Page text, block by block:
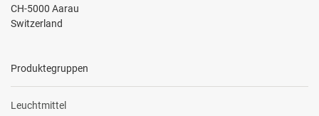
CH-5000 Aarau
Switzerland
Produktegruppen
Leuchtmittel